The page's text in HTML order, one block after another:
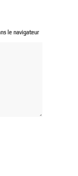
le navigateur